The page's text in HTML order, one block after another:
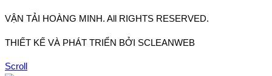
VẬN TẢI HOÀNG MINH. All RIGHTS RESERVED.
THIẾT KẾ VÀ PHÁT TRIỂN BỞI SCLEANWEB
Scroll